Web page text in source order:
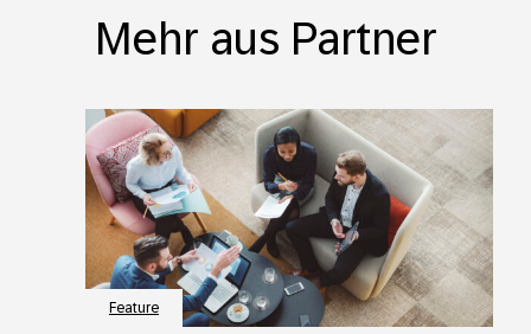
Mehr aus Partner
Feature